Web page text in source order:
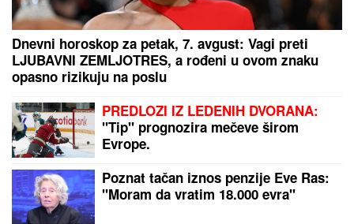
Dnevni horoskop za petak, 7. avgust: Vagi preti
LJUBAVNI ZEMLJOTRES, a rođeni u ovom znaku
opasno rizikuju na poslu
PREDLOZI IZ LEDENIH DVORANA:
"Tip" prognozira mečeve širom
Evrope.
Poznat tačan iznos penzije Eve Ras:
"Moram da vratim 18.000 evra"